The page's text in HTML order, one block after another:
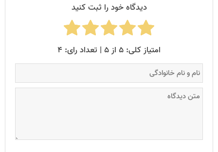
دیدگاه خود را ثبت کنید
امتیاز کلی: ۵ از ۵ | تعداد رای: ۴